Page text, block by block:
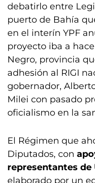
debatirlo entre
puerto de Bahía
en el interín YPF
proyecto iba a
Negro, provincia
adhesión al RIGI
gobernador,
Milei con pasado
oficialismo en la
El Régimen que
Diputados, con
representantes de
elaborado por un